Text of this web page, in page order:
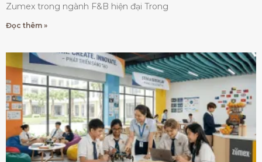
Zumex trong ngành F&B hiện đại Trong
Đọc thêm »